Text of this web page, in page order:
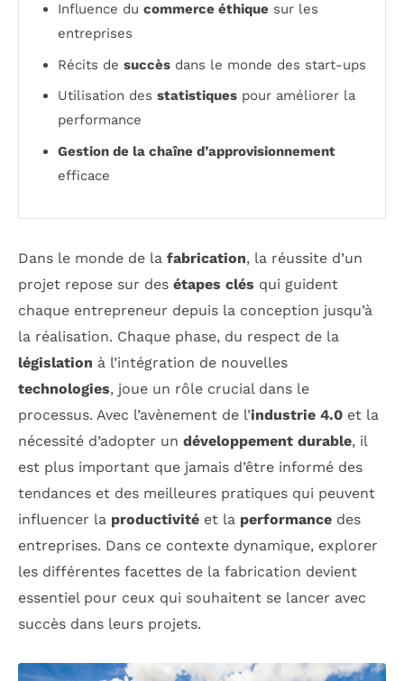
Influence du commerce éthique sur les
entreprises
Récits de succès dans le monde des start-ups
Utilisation des statistiques pour améliorer la
performance
Gestion de la chaîne d’approvisionnement
efficace
Dans le monde de la fabrication, la réussite d’un
projet repose sur des étapes clés qui guident
chaque entrepreneur depuis la conception jusqu’à
la réalisation. Chaque phase, du respect de la
législation à l’intégration de nouvelles
technologies, joue un rôle crucial dans le
processus. Avec l’avènement de l’industrie 4.0 et la
nécessité d’adopter un développement durable, il
est plus important que jamais d’être informé des
tendances et des meilleures pratiques qui peuvent
influencer la productivité et la performance des
entreprises. Dans ce contexte dynamique, explorer
les différentes facettes de la fabrication devient
essentiel pour ceux qui souhaitent se lancer avec
succès dans leurs projets.